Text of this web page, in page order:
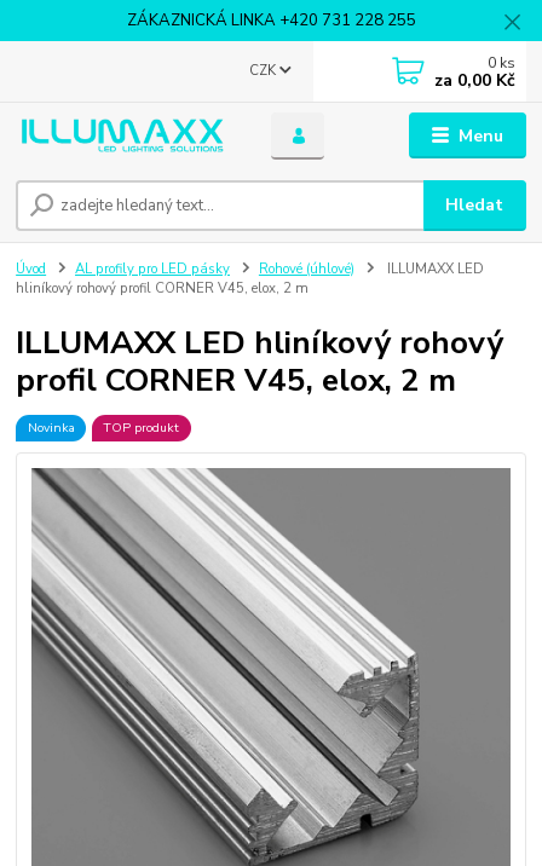
ZÁKAZNICKÁ LINKA +420 731 228 255
Menu
CZK
Hledat
0 ks
za 0,00 Kč
Úvod AL profily pro LED pásky Rohové (úhlové)
ILLUMAXX LED
hliníkový rohový profil CORNER V45, elox, 2 m
ILLUMAXX LED hliníkový rohový
profil CORNER V45, elox, 2 m
Novinka TOP produkt